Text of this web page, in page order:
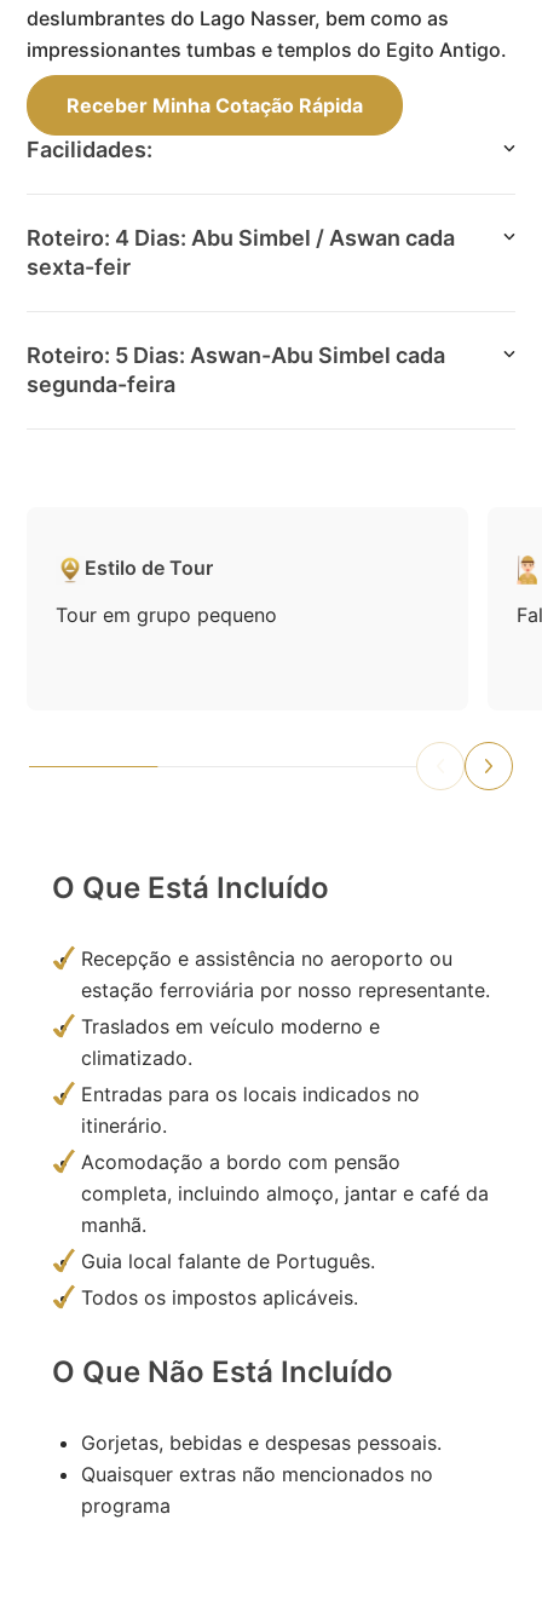
deslumbrantes do Lago Nasser, bem como as
impressionantes tumbas e templos do Egito Antigo.
Receber Minha Cotação Rápida
Facilidades:
Roteiro: 4 Dias: Abu Simbel / Aswan cada
sexta-feir
Roteiro: 5 Dias: Aswan-Abu Simbel cada
segunda-feira
Estilo de Tour
Tour em grupo pequeno
O Que Está Incluído
Recepção e assistência no aeroporto ou
estação ferroviária por nosso representante.
Traslados em veículo moderno e
climatizado.
Entradas para os locais indicados no
itinerário.
Acomodação a bordo com pensão
completa, incluindo almoço, jantar e café da
manhã.
Guia local falante de Português.
Todos os impostos aplicáveis.
O Que Não Está Incluído
Gorjetas, bebidas e despesas pessoais.
Quaisquer extras não mencionados no
programa